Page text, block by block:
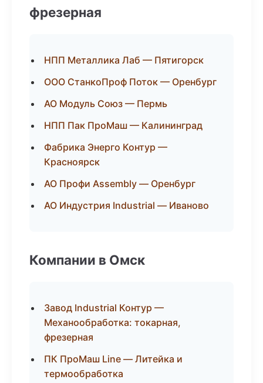
фрезерная
НПП Металлика Лаб — Пятигорск
ООО СтанкоПроф Поток — Оренбург
АО Модуль Союз — Пермь
НПП Пак ПроМаш — Калининград
Фабрика Энерго Контур —
Красноярск
АО Профи Assembly — Оренбург
АО Индустрия Industrial — Иваново
Компании в Омск
Завод Industrial Контур —
Механообработка: токарная,
фрезерная
ПК ПроМаш Line — Литейка и
термообработка